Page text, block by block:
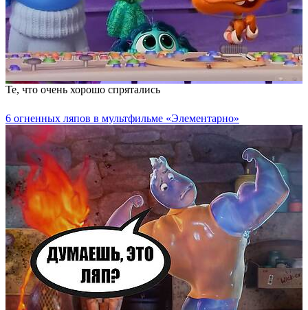
Те, что очень хорошо спрятались
6 огненных ляпов в мультфильме «Элементарно»